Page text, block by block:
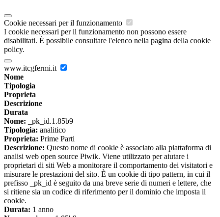
Cookie necessari per il funzionamento
I cookie necessari per il funzionamento non possono essere
disabilitati. È possibile consultare l'elenco nella pagina della cookie
policy.
www.itcgfermi.it
Nome
Tipologia
Proprieta
Descrizione
Durata
Nome: _pk_id.1.85b9
Tipologia: analitico
Proprieta: Prime Parti
Descrizione: Questo nome di cookie è associato alla piattaforma di
analisi web open source Piwik. Viene utilizzato per aiutare i
proprietari di siti Web a monitorare il comportamento dei visitatori e
misurare le prestazioni del sito. È un cookie di tipo pattern, in cui il
prefisso _pk_id è seguito da una breve serie di numeri e lettere, che
si ritiene sia un codice di riferimento per il dominio che imposta il
cookie.
Durata: 1 anno